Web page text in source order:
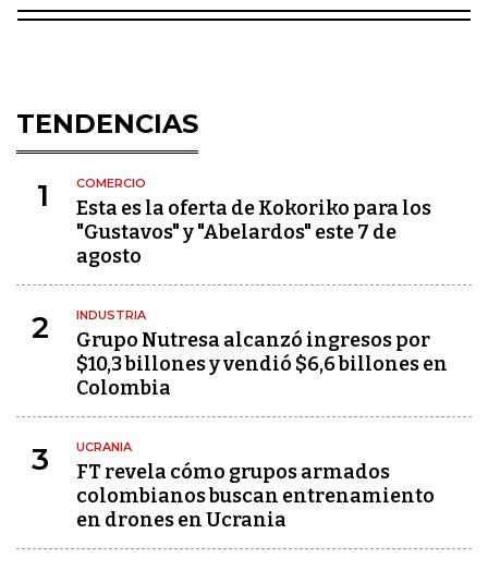
TENDENCIAS
1 COMERCIO
Esta es la oferta de Kokoriko para los
"Gustavos" y "Abelardos" este 7 de
agosto
2 INDUSTRIA
Grupo Nutresa alcanzó ingresos por
$10,3 billones y vendió $6,6 billones en
Colombia
3 UCRANIA
FT revela cómo grupos armados
colombianos buscan entrenamiento
en drones en Ucrania